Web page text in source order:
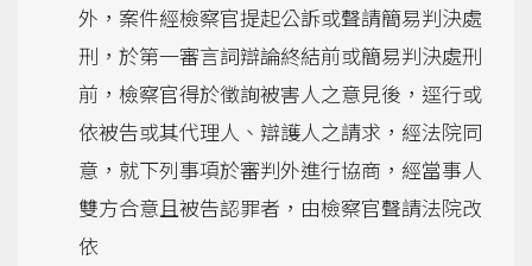
外，案件經檢察官提起公訴或聲請簡易判決處
刑，於第一審言詞辯論終結前或簡易判決處刑
前，檢察官得於徵詢被害人之意見後，逕行或
依被告或其代理人、辯護人之請求，經法院同
意，就下列事項於審判外進行協商，經當事人
雙方合意且被告認罪者，由檢察官聲請法院改
依